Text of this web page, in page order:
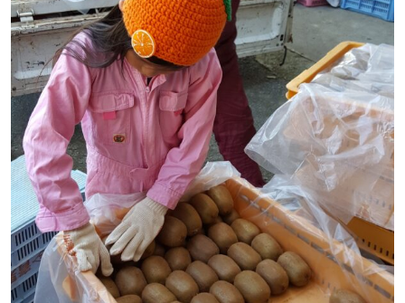
ウ
イ
収
穫